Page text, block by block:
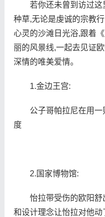
若你还未曾到访过这
种草,无论是虔诚的宗教
心灵的沙滩日光浴,跟着
丽的风景线,一起去见证
深情的唯美爱情。
1.金边王宫:
公子哥帕拉尼在用一
度
2.国家博物馆:
怡拉带受伤的欧阳舒
和设计理念让怡拉对他动